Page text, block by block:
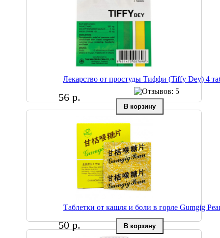
Лекарство от простуды Тиффи (Tiffy Dey) 4
56 р.
Таблетки от кашля и боли в горле Gumgig
50 р.